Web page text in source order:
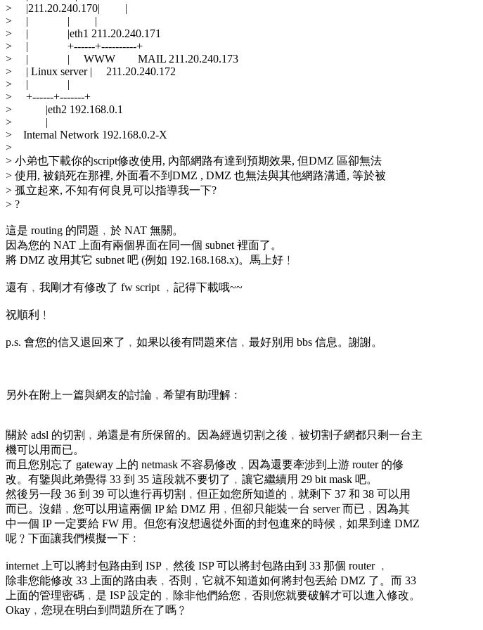
> |211.20.240.170| |
> | | |
> | |eth1 211.20.240.171
> | +------+----------+
> | | WWW MAIL 211.20.240.173
> | Linux server | 211.20.240.172
> | |
> +------+-------+
> |eth2 192.168.0.1
> |
> Internal Network 192.168.0.2-X
>
> 小弟也下載你的script修改使用, 內部網路有達到預期效果, 但DMZ 區卻無法
> 使用, 被鎖死在那裡, 外面看不到DMZ , DMZ 也無法與其他網路溝通, 等於被
> 孤立起來, 不知有何良見可以指導我一下?
> ?
這是 routing 的問題﹐於 NAT 無關。
因為您的 NAT 上面有兩個界面在同一個 subnet 裡面了。
將 DMZ 改用其它 subnet 吧 (例如 192.168.168.x)。馬上好﹗
還有﹐我剛才有修改了 fw script ﹐記得下載哦~~
祝順利﹗
p.s. 會您的信又退回來了﹐如果以後有問題來信﹐最好別用 bbs 信息。謝謝。
另外在附上一篇與網友的討論﹐希望有助理解﹕
關於 adsl 的切割﹐弟還是有所保留的。因為經過切割之後﹐被切割子網都只剩一台主
機可以用而已。
而且您別忘了 gateway 上的 netmask 不容易修改﹐因為還要牽涉到上游 router 的修
改。有鑒與此弟覺得 33 到 35 這段就不要切了﹐讓它繼續用 29 bit mask 吧。
然後另一段 36 到 39 可以進行再切割﹐但正如您所知道的﹐就剩下 37 和 38 可以用
而已。沒錯﹐您可以用這兩個 IP 給 DMZ 用﹐但卻只能裝一台 server 而已﹐因為其
中一個 IP 一定要給 FW 用。但您有沒想過從外面的封包進來的時候﹐如果到達 DMZ
呢﹖下面讓我們模擬一下﹕
internet 上可以將封包路由到 ISP﹐然後 ISP 可以將封包路由到 33 那個 router ﹐
除非您能修改 33 上面的路由表﹐否則﹐它就不知道如何將封包丟給 DMZ 了。而 33
上面的管理密碼﹐是 ISP 設定的﹐除非他們給您﹐否則您就要破解才可以進入修改。
Okay﹐您現在明白到問題所在了嗎﹖